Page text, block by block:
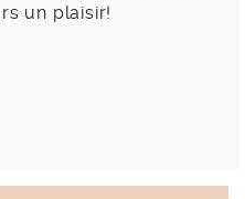
un plaisir!